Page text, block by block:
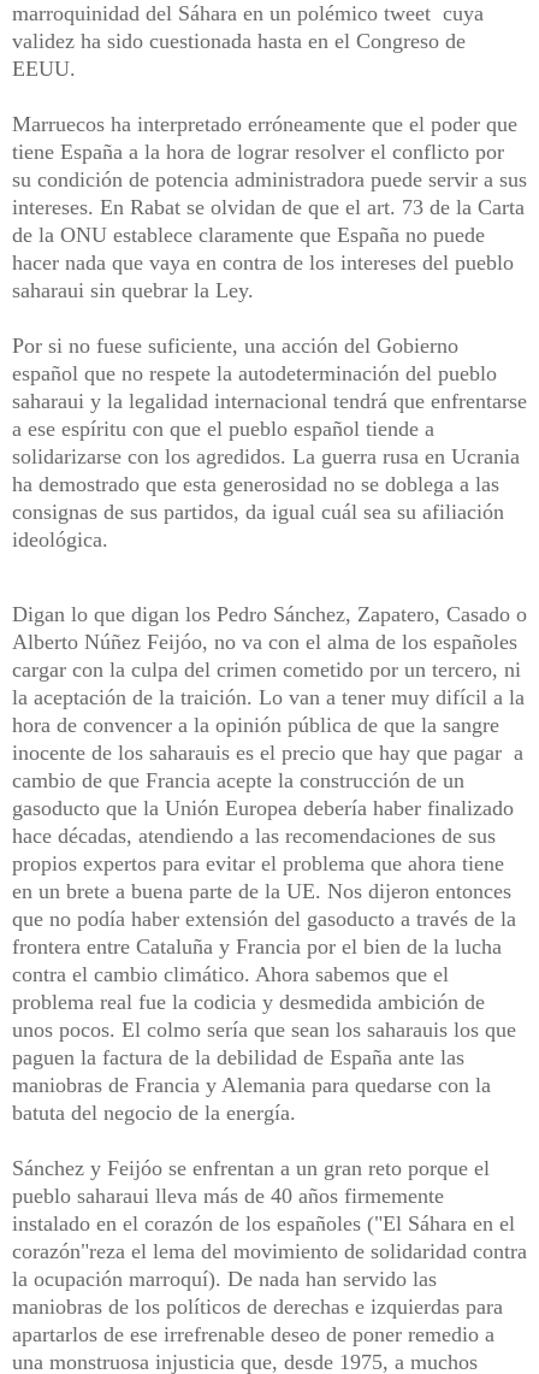
marroquinidad del Sáhara en un polémico tweet cuya
validez ha sido cuestionada hasta en el Congreso de
EEUU.
Marruecos ha interpretado erróneamente que el poder que
tiene España a la hora de lograr resolver el conflicto por
su condición de potencia administradora puede servir a sus
intereses. En Rabat se olvidan de que el art. 73 de la Carta
de la ONU establece claramente que España no puede
hacer nada que vaya en contra de los intereses del pueblo
saharaui sin quebrar la Ley.
Por si no fuese suficiente, una acción del Gobierno
español que no respete la autodeterminación del pueblo
saharaui y la legalidad internacional tendrá que enfrentarse
a ese espíritu con que el pueblo español tiende a
solidarizarse con los agredidos. La guerra rusa en Ucrania
ha demostrado que esta generosidad no se doblega a las
consignas de sus partidos, da igual cuál sea su afiliación
ideológica.
Digan lo que digan los Pedro Sánchez, Zapatero, Casado o
Alberto Núñez Feijóo, no va con el alma de los españoles
cargar con la culpa del crimen cometido por un tercero, ni
la aceptación de la traición. Lo van a tener muy difícil a la
hora de convencer a la opinión pública de que la sangre
inocente de los saharauis es el precio que hay que pagar a
cambio de que Francia acepte la construcción de un
gasoducto que la Unión Europea debería haber finalizado
hace décadas, atendiendo a las recomendaciones de sus
propios expertos para evitar el problema que ahora tiene
en un brete a buena parte de la UE. Nos dijeron entonces
que no podía haber extensión del gasoducto a través de la
frontera entre Cataluña y Francia por el bien de la lucha
contra el cambio climático. Ahora sabemos que el
problema real fue la codicia y desmedida ambición de
unos pocos. El colmo sería que sean los saharauis los que
paguen la factura de la debilidad de España ante las
maniobras de Francia y Alemania para quedarse con la
batuta del negocio de la energía.
Sánchez y Feijóo se enfrentan a un gran reto porque el
pueblo saharaui lleva más de 40 años firmemente
instalado en el corazón de los españoles ("El Sáhara en el
corazón"reza el lema del movimiento de solidaridad contra
la ocupación marroquí). De nada han servido las
maniobras de los políticos de derechas e izquierdas para
apartarlos de ese irrefrenable deseo de poner remedio a
una monstruosa injusticia que, desde 1975, a muchos